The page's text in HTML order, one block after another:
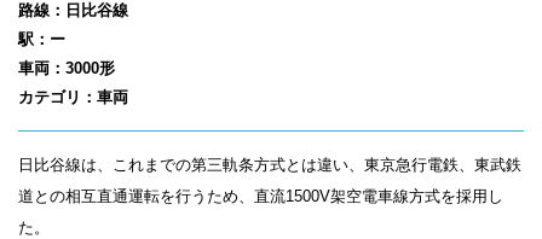
路線：日比谷線
駅：ー
車両：3000形
カテゴリ：車両
日比谷線は、これまでの第三軌条方式とは違い、東京急行電鉄、東武鉄
道との相互直通運転を行うため、直流1500V架空電車線方式を採用し
た。